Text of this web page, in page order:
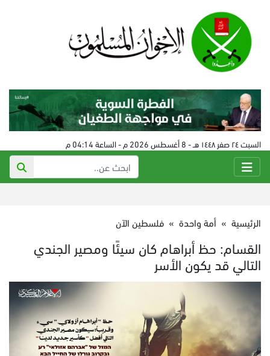
السبت ٢٤ صفر ١٤٤٨ هـ - 8 أغسطس 2026 م - الساعة 04:14 م
الرئيسية » أمة واحدة » فلسطين الآن
القسام: حظ أبراهام كان سيئًا ومصير الجندي
التالي قد يكون الأسر